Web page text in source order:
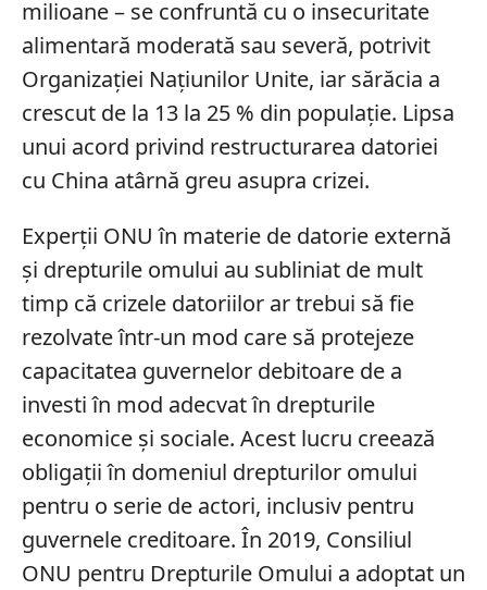
milioane – se confruntă cu o insecuritate
alimentară moderată sau severă, potrivit
Organizației Națiunilor Unite, iar sărăcia a
crescut de la 13 la 25 % din populație. Lipsa
unui acord privind restructurarea datoriei
cu China atârnă greu asupra crizei.
Experții ONU în materie de datorie externă
și drepturile omului au subliniat de mult
timp că crizele datoriilor ar trebui să fie
rezolvate într-un mod care să protejeze
capacitatea guvernelor debitoare de a
investi în mod adecvat în drepturile
economice și sociale. Acest lucru creează
obligații în domeniul drepturilor omului
pentru o serie de actori, inclusiv pentru
guvernele creditoare. În 2019, Consiliul
ONU pentru Drepturile Omului a adoptat un